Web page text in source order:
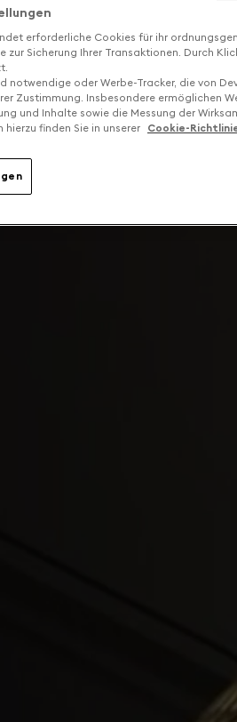
erforderliche Cookies für ihr
zur Sicherung Ihrer Transaktionen. Durch
notwendige oder Werbe-Tracker, die von
Zustimmung. Insbesondere ermöglichen
und Inhalte sowie die Messung der
finden Sie in unserer
Cookie-